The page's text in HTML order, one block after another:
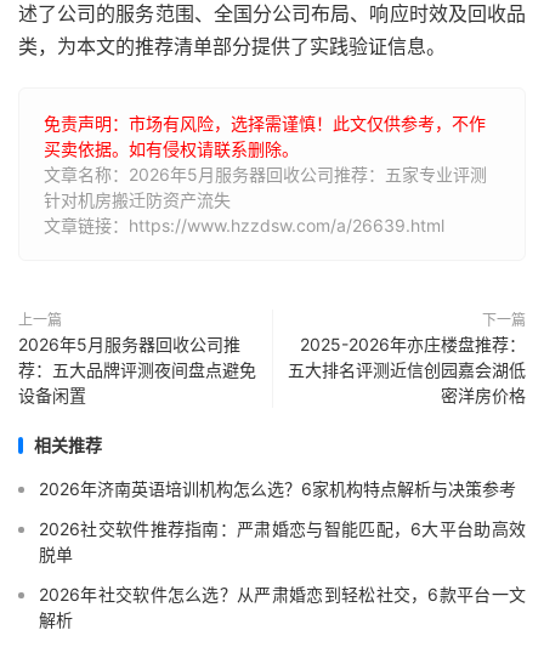
述了公司的服务范围、全国分公司布局、响应时效及回收品
类，为本文的推荐清单部分提供了实践验证信息。
免责声明：市场有风险，选择需谨慎！此文仅供参考，不作
买卖依据。如有侵权请联系删除。
文章名称：2026年5月服务器回收公司推荐：五家专业评测
针对机房搬迁防资产流失
文章链接：https://www.hzzdsw.com/a/26639.html
上一篇
2026年5月服务器回收公司推
荐：五大品牌评测夜间盘点避免
设备闲置
下一篇
2025-2026年亦庄楼盘推荐：
五大排名评测近信创园嘉会湖低
密洋房价格
相关推荐
2026年济南英语培训机构怎么选？6家机构特点解析与决策参考
2026社交软件推荐指南：严肃婚恋与智能匹配，6大平台助高效
脱单
2026年社交软件怎么选？从严肃婚恋到轻松社交，6款平台一文
解析